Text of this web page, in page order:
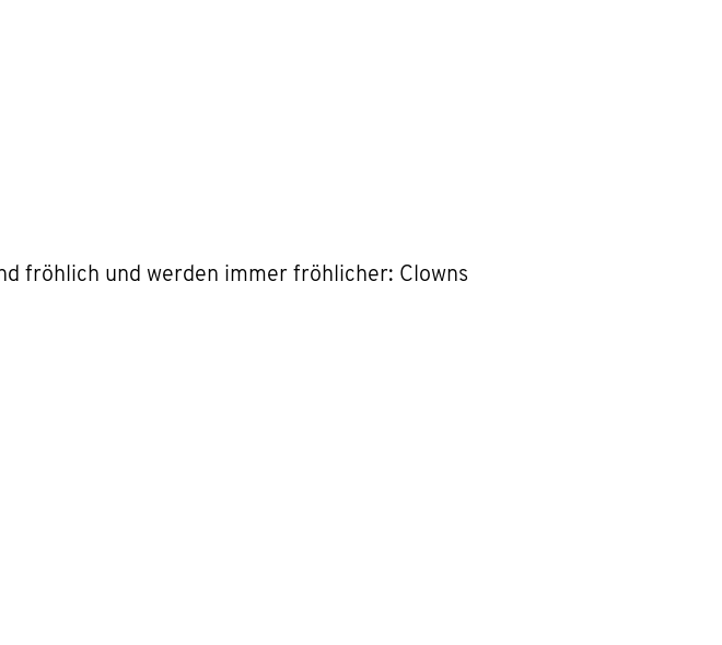
fröhlich und werden immer fröhlicher: Clowns